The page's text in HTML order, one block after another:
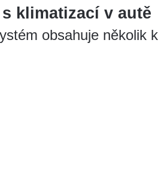
klimatizací v autě
obsahuje několik